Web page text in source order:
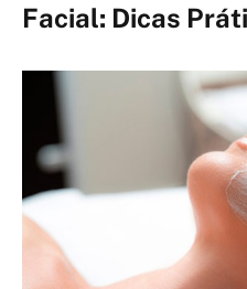
Facial: Dicas